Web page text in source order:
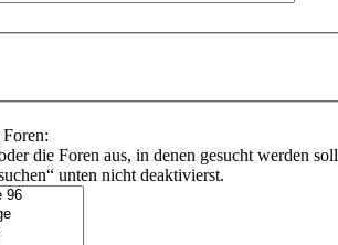
die Foren aus, in denen gesucht werden
unten nicht deaktivierst.